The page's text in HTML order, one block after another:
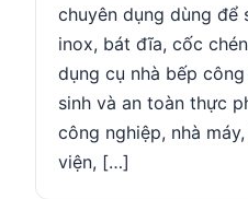
chuyên dụng dùng để
inox, bát đĩa, cốc
dụng cụ nhà bếp
sinh và an toàn thực
công nghiệp, nhà
viện, […]